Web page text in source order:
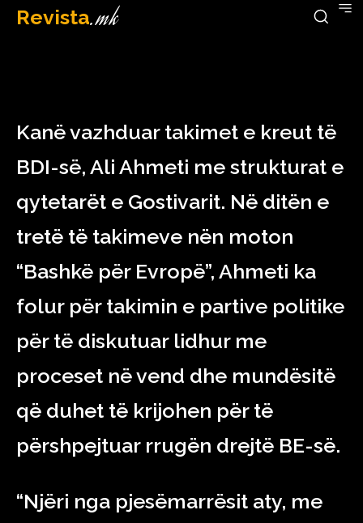
Revista.mk
January 16, 2023
Kanë vazhduar takimet e kreut të
BDI-së, Ali Ahmeti me strukturat e
qytetarët e Gostivarit. Në ditën e
tretë të takimeve nën moton
“Bashkë për Evropë”, Ahmeti ka
folur për takimin e partive politike
për të diskutuar lidhur me
proceset në vend dhe mundësitë
që duhet të krijohen për të
përshpejtuar rrugën drejtë BE-së.
“Njëri nga pjesëmarrësit aty, me